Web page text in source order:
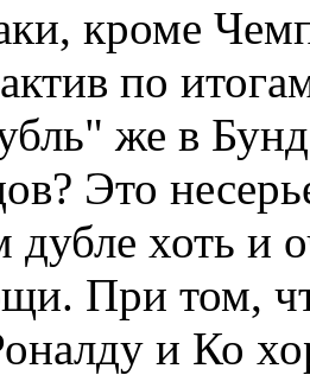
кроме
по
же в
Это
дубле хоть и
При том,
и Ко